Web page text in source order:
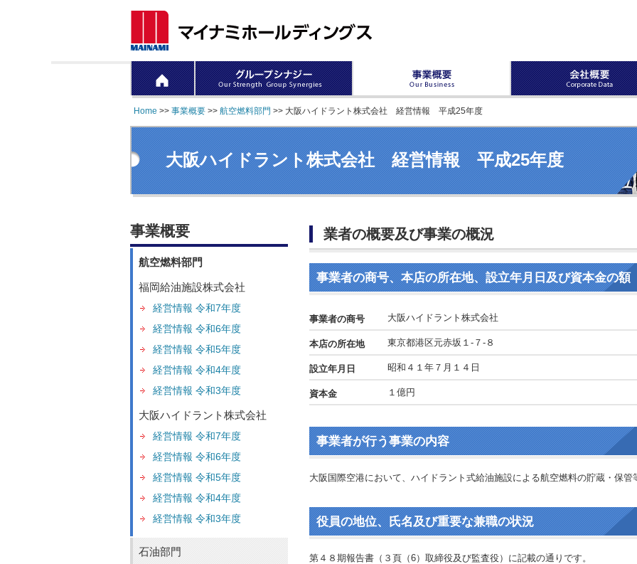
Home >> 事業概要 >> 航空燃料部門 >> 大阪ハイドラント株式会社 経営情報 平成25年度
大阪ハイドラント株式会社 経営情報 平成25年度
事業概要
航空燃料部門
福岡給油施設株式会社
経営情報 令和7年度
経営情報 令和6年度
経営情報 令和5年度
経営情報 令和4年度
経営情報 令和3年度
大阪ハイドラント株式会社
経営情報 令和7年度
経営情報 令和6年度
経営情報 令和5年度
経営情報 令和4年度
経営情報 令和3年度
石油部門
業者の概要及び事業の概況
事業者の商号、本店の所在地、設立年月日及び資本金の額
事業者の商号 大阪ハイドラント株式会社
本店の所在地 東京都港区元赤坂１-７-８
設立年月日 昭和４１年７月１４日
資本金 １億円
事業者が行う事業の内容
大阪国際空港において、ハイドラント式給油施設による航空燃料の貯蔵・保管
役員の地位、氏名及び重要な兼職の状況
第４８期報告書（３頁（6）取締役及び監査役）に記載の通りです。